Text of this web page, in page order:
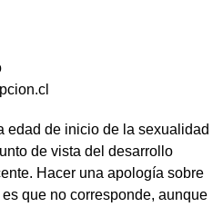
edad de inicio de la sexualidad
de vista del desarrollo
Hacer una apología sobre
que no corresponde, aunque